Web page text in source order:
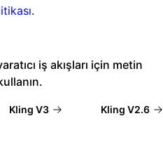
.
iş akışları için metin
Kling V3 Kling V2.6